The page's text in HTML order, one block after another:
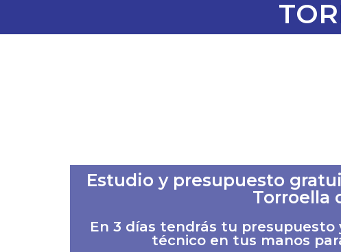
Estudio y presupuesto
Torroella
En 3 días tendrás tu
técnico en tus manos